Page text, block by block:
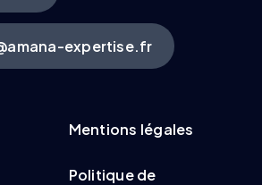
expertise.fr
Mentions légales
Politique de